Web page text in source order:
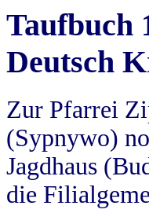
Taufbuch
Deutsch
Zur Pfarrei
(Sypnywo)
Jagdhaus
die